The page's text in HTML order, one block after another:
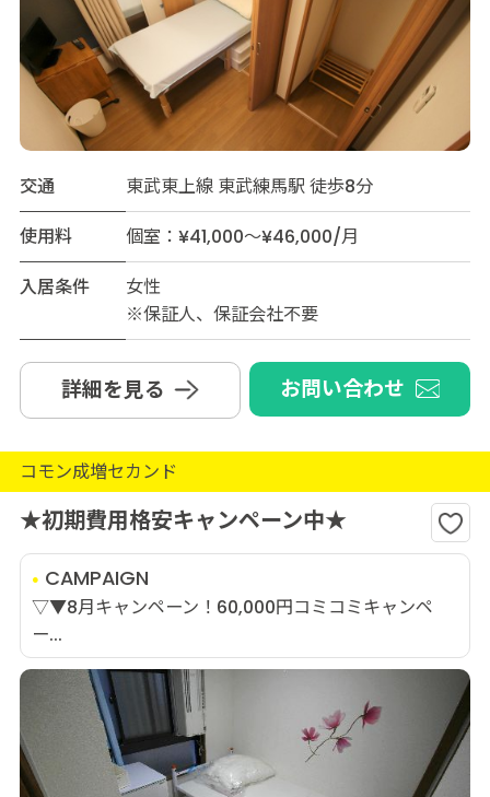
交通
東武東上線 東武練馬駅 徒歩8分
使用料
個室：¥41,000～¥46,000/月
入居条件
女性
※保証人、保証会社不要
詳細を見る お問い合わせ
コモン成増セカンド
★初期費用格安キャンペーン中★
CAMPAIGN
▽▼8月キャンペーン！60,000円コミコミキャンペ
ー...